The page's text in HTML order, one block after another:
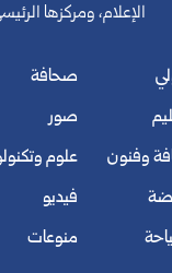
الإعلام، ومركزها
وفنون
صحافة
صور
علوم
فيديو
منوعات